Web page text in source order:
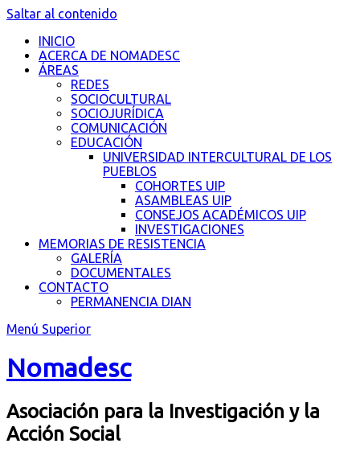
Saltar al contenido
INICIO
ACERCA DE NOMADESC
ÁREAS
REDES
SOCIOCULTURAL
SOCIOJURÍDICA
COMUNICACIÓN
EDUCACIÓN
UNIVERSIDAD INTERCULTURAL DE LOS
PUEBLOS
COHORTES UIP
ASAMBLEAS UIP
CONSEJOS ACADÉMICOS UIP
INVESTIGACIONES
MEMORIAS DE RESISTENCIA
GALERÍA
DOCUMENTALES
CONTACTO
PERMANENCIA DIAN
Menú Superior
Nomadesc
Asociación para la Investigación y la
Acción Social